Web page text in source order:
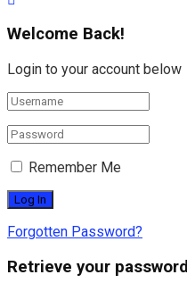
Welcome Back!
Login to your account below
Remember Me
Forgotten Password?
Retrieve your password